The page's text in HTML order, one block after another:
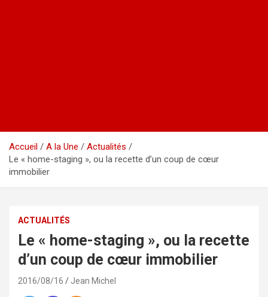
Accueil A la Une
Actualités
Le « home-staging », ou la recette d’un coup de cœur
immobilier
ACTUALITÉS
Le « home-staging », ou la recette
d’un coup de cœur immobilier
2016/08/16 Jean Michel